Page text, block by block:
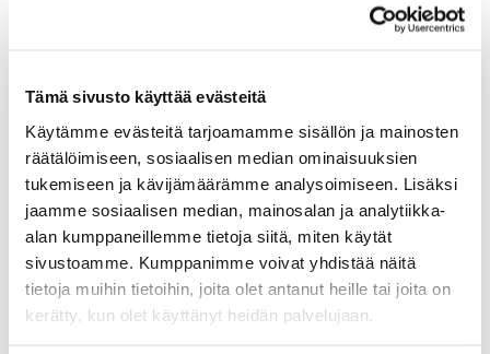
Tämä sivusto käyttää evästeitä
Käytämme evästeitä tarjoamamme sisällön ja mainosten
räätälöimiseen, sosiaalisen median ominaisuuksien
tukemiseen ja kävijämäärämme analysoimiseen. Lisäksi
jaamme sosiaalisen median, mainosalan ja analytiikka-
alan kumppaneillemme tietoja siitä, miten käytät
sivustoamme. Kumppanimme voivat yhdistää näitä
tietoja muihin tietoihin, joita olet antanut heille tai joita on
kerätty, kun olet käyttänyt heidän palvelujaan.
Kotisivukone
Magento 2.0
MyCashflow
PrestaShop
Rehti Store